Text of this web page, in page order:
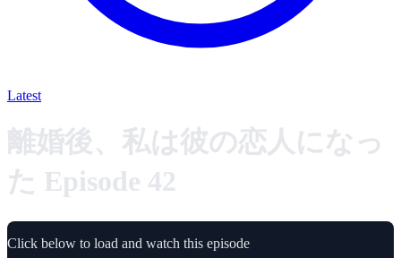
Latest
離婚後、私は彼の恋人になっ
た Episode 42
Click below to load and watch this episode